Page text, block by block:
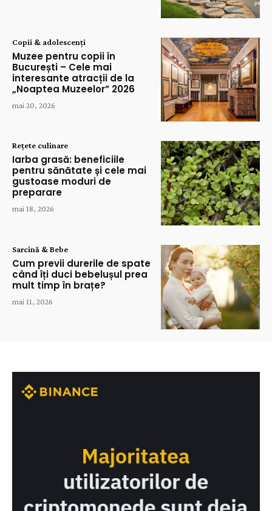
Copii & adolescenți
Muzee pentru copii în
București – Cele mai
interesante atracții de la
„Noaptea Muzeelor” 2026
mai 20, 2026
Rețete culinare
Iarba grasă: beneficiile
pentru sănătate și cele mai
gustoase moduri de
preparare
mai 18, 2026
Sarcină & Bebe
Cum previi durerile de spate
când îți duci bebelușul prea
mult timp în brațe?
mai 11, 2026